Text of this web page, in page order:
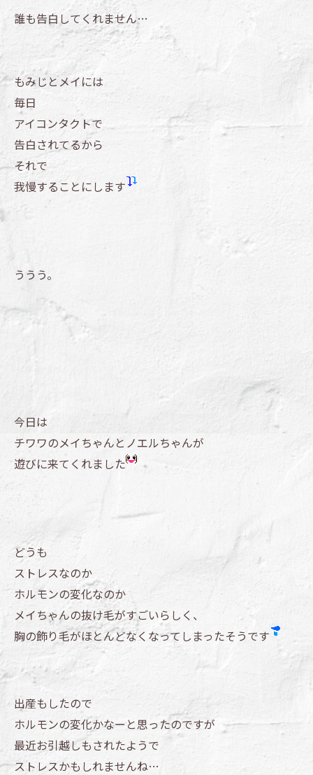
誰も告白してくれません…
もみじとメイには
毎日
アイコンタクトで
告白されてるから
それで
我慢することにします
ううう。
今日は
チワワのメイちゃんとノエルちゃんが
遊びに来てくれました
どうも
ストレスなのか
ホルモンの変化なのか
メイちゃんの抜け毛がすごいらしく、
胸の飾り毛がほとんどなくなってしまったそうです
出産もしたので
ホルモンの変化かなーと思ったのですが
最近お引越しもされたようで
ストレスかもしれませんね…